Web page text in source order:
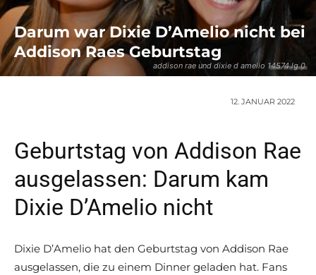
addison rae und dixie d amelio 14574 lg 0
Darum war Dixie D’Amelio nicht bei
Addison Raes Geburtstag
12. JANUAR 2022
Geburtstag von Addison Rae
ausgelassen: Darum kam
Dixie D’Amelio nicht
Dixie D’Amelio hat den Geburtstag von Addison Rae
ausgelassen, die zu einem Dinner geladen hat. Fans